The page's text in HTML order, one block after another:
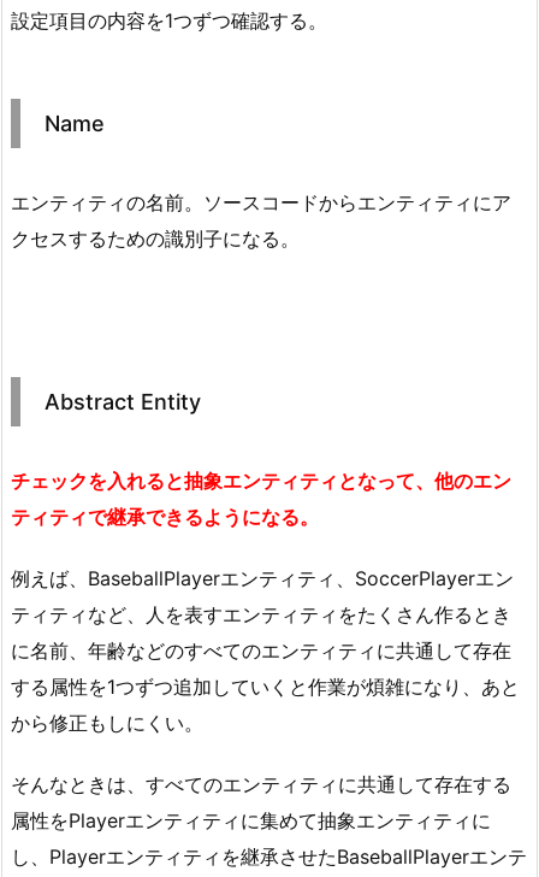
設定項目の内容を1つずつ確認する。
Name
エンティティの名前。ソースコードからエンティティにア
クセスするための識別子になる。
Abstract Entity
チェックを入れると抽象エンティティとなって、他のエン
ティティで継承できるようになる。
例えば、BaseballPlayerエンティティ、SoccerPlayerエン
ティティなど、人を表すエンティティをたくさん作るとき
に名前、年齢などのすべてのエンティティに共通して存在
する属性を1つずつ追加していくと作業が煩雑になり、あと
から修正もしにくい。
そんなときは、すべてのエンティティに共通して存在する
属性をPlayerエンティティに集めて抽象エンティティに
し、Playerエンティティを継承させたBaseballPlayerエンテ